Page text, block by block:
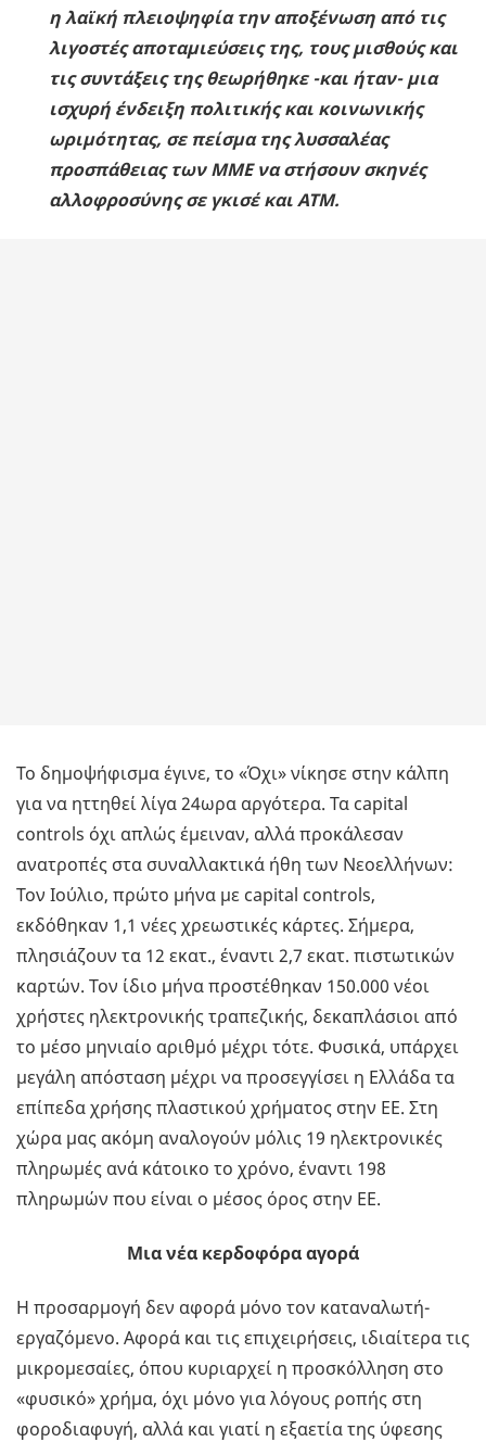
η λαϊκή πλειοψηφία την αποξένωση από τις
λιγοστές αποταμιεύσεις της, τους μισθούς και
τις συντάξεις της θεωρήθηκε -και ήταν- μια
ισχυρή ένδειξη πολιτικής και κοινωνικής
ωριμότητας, σε πείσμα της λυσσαλέας
προσπάθειας των ΜΜΕ να στήσουν σκηνές
αλλοφροσύνης σε γκισέ καιATM.
Το δημοψήφισμα έγινε, το «Όχι» νίκησε στην κάλπη
για να ηττηθεί λίγα 24ωρα αργότερα. Τα capital
controls όχι απλώς έμειναν, αλλά προκάλεσαν
ανατροπές στα συναλλακτικά ήθη των Νεοελλήνων:
Τον Ιούλιο, πρώτο μήνα με capital controls,
εκδόθηκαν 1,1 νέες χρεωστικές κάρτες. Σήμερα,
πλησιάζουν τα 12 εκατ., έναντι 2,7 εκατ. πιστωτικών
καρτών. Τον ίδιο μήνα προστέθηκαν 150.000 νέοι
χρήστες ηλεκτρονικής τραπεζικής, δεκαπλάσιοι από
το μέσο μηνιαίο αριθμό μέχρι τότε. Φυσικά, υπάρχει
μεγάλη απόσταση μέχρι να προσεγγίσει η Ελλάδα τα
επίπεδα χρήσης πλαστικού χρήματος στην ΕΕ. Στη
χώρα μας ακόμη αναλογούν μόλις 19 ηλεκτρονικές
πληρωμές ανά κάτοικο το χρόνο, έναντι 198
πληρωμών που είναι ο μέσος όρος στην ΕΕ.
Μια νέα κερδοφόρα αγορά
Η προσαρμογή δεν αφορά μόνο τον καταναλωτή-
εργαζόμενο. Αφορά και τις επιχειρήσεις, ιδιαίτερα τις
μικρομεσαίες, όπου κυριαρχεί η προσκόλληση στο
«φυσικό» χρήμα, όχι μόνο για λόγους ροπής στη
φοροδιαφυγή, αλλά και γιατί η εξαετία της ύφεσης